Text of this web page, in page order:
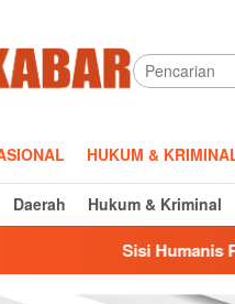
HUKUM &
Daerah Hukum & Kriminal
Sisi Humanis Razia Knalpot